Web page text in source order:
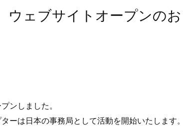
ウェブサイトオープンのお
ンしました。
ーは日本の事務局として活動を開始いたします。